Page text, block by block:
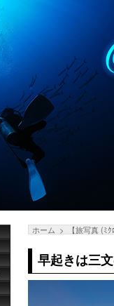
ホーム 【旅写真 (ﾐ
早起きは三